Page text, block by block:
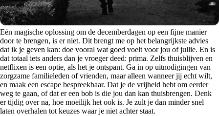
Eén magische oplossing om de decemberdagen op een fijne manier
door te brengen, is er niet. Dit brengt me op het belangrijkste advies
dat ik je geven kan: doe vooral wat goed voelt voor jou of jullie. En is
dat totaal iets anders dan je vroeger deed: prima. Zelfs thuisblijven en
netflixen is een optie, als het je ontspant. Ga in op uitnodigingen van
zorgzame familieleden of vrienden, maar alleen wanneer jij echt wilt,
en maak een escape bespreekbaar. Dat je de vrijheid hebt om eerder
weg te gaan, of dat er een bob is die jou dan kan thuisbrengen. Denk
er tijdig over na, hoe moeilijk het ook is. Je zult je dan minder snel
laten overhalen tot keuzes waar je niet achter staat.